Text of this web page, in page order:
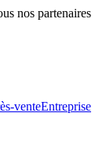
nos partenaires
venteEntreprise